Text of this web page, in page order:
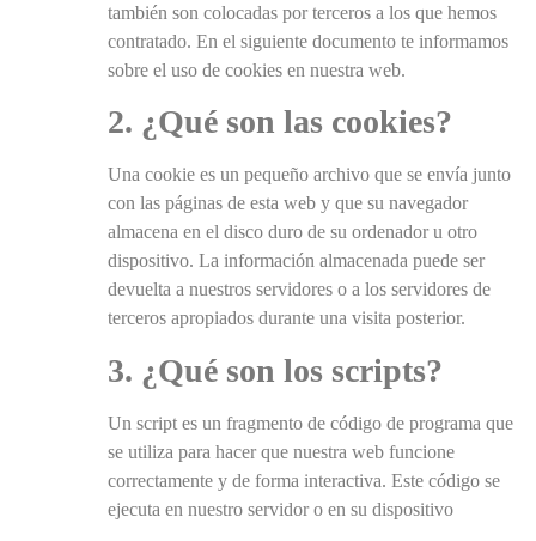
también son colocadas por terceros a los que hemos
contratado. En el siguiente documento te informamos
sobre el uso de cookies en nuestra web.
2. ¿Qué son las cookies?
Una cookie es un pequeño archivo que se envía junto
con las páginas de esta web y que su navegador
almacena en el disco duro de su ordenador u otro
dispositivo. La información almacenada puede ser
devuelta a nuestros servidores o a los servidores de
terceros apropiados durante una visita posterior.
3. ¿Qué son los scripts?
Un script es un fragmento de código de programa que
se utiliza para hacer que nuestra web funcione
correctamente y de forma interactiva. Este código se
ejecuta en nuestro servidor o en su dispositivo